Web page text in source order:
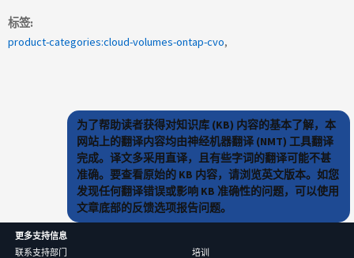
标签
product-categories:cloud-volumes-ontap-cvo
为了帮助读者获得对知识库 (KB) 内容的基本了解，本
网站上的翻译内容均由神经机器翻译 (NMT) 工具翻译
完成。译文多采用直译，且有些字词的翻译可能不甚
准确。要查看原始的 KB 内容，请浏览英文版本。如您
发现任何翻译错误或影响 KB 准确性的问题，可以使用
文章底部的反馈选项报告问题。
更多支持信息
联系支持部门
培训